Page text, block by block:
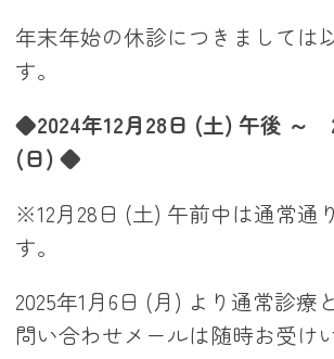
年末年始の休診につきましては
す。
◆2024年12月28日 (土) 午後 ～
(日) ◆
※12月28日 (土) 午前中は通常通
す。
2025年1月6日 (月) より通常診療
問い合わせメールは随時お受け